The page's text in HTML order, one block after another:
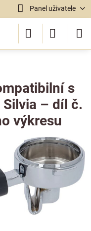
Panel uživatele
s
– díl č.
výkresu